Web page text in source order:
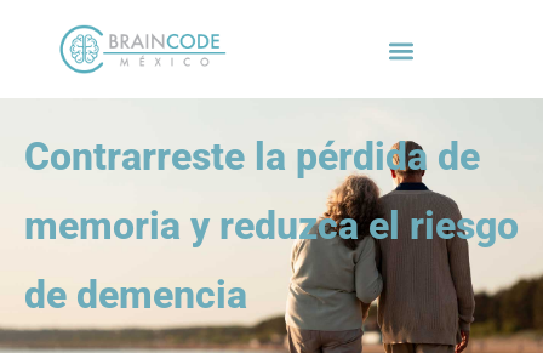
Contrarreste la pérdida de
memoria y reduzca el riesgo
de demencia